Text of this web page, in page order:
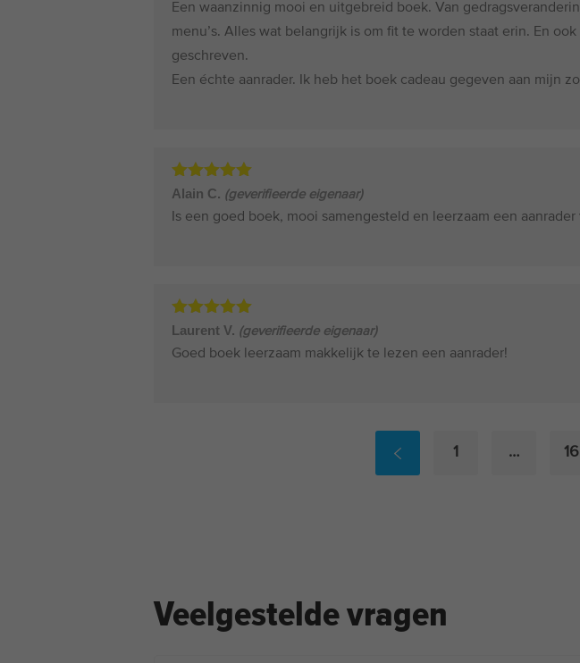
Een waanzinnig mooi en uitgebreid boek. Van
menu’s. Alles wat belangrijk is om fit te worden staat erin. En
geschreven.
Een échte aanrader. Ik heb het boek cadeau gegeven aan mijn
Gewaardeerd
Alain C. (geverifieerde eigenaar)
Is een goed boek, mooi samengesteld en leerzaam een
Gewaardeerd
Laurent V. (geverifieerde eigenaar)
Goed boek leerzaam makkelijk te lezen een aanrader!
1 … 16
Veelgestelde vragen